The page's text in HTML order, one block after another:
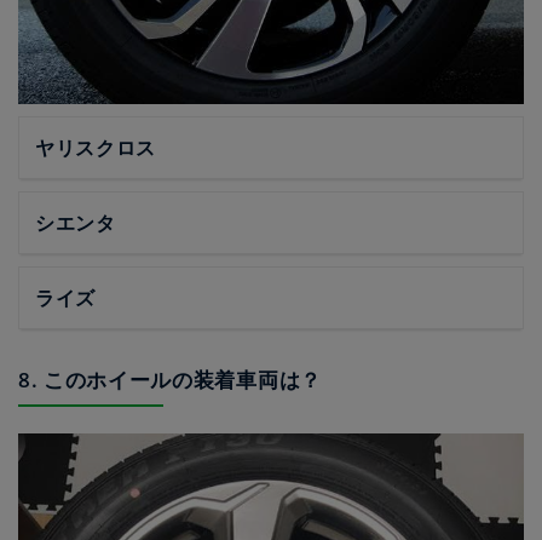
ヤリスクロス
シエンタ
ライズ
8. このホイールの装着車両は？